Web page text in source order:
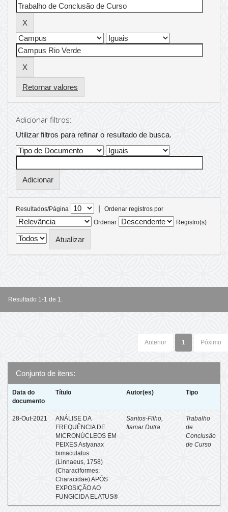
Retornar valores
Adicionar filtros:
Utilizar filtros para refinar o resultado de busca.
Resultados/Página |
Ordenar registros por
Ordenar
Registro(s)
Resultado 1-1 de 1.
Anterior 1 Póximo
Conjunto de itens:
Data do
documento
Título Autor(es) Tipo
28-Out-2021
ANÁLISE DA
FREQUÊNCIA DE
MICRONÚCLEOS EM
PEIXES Astyanax
bimaculatus
(Linnaeus, 1758)
(Characiformes:
Characidae) APÓS
EXPOSIÇÃO AO
FUNGICIDA ELATUS®
Santos-Filho,
Itamar Dutra
Trabalho
de
Conclusão
de Curso